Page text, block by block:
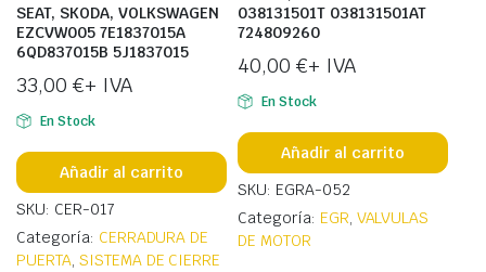
SEAT, SKODA, VOLKSWAGEN
EZCVW005 7E1837015A
6QD837015B 5J1837015
33,00 €+ IVA
En Stock
Añadir al carrito
SKU: CER-017
Categoría: CERRADURA DE
PUERTA, SISTEMA DE CIERRE
038131501T 038131501AT
724809260
40,00 €+ IVA
En Stock
Añadir al carrito
SKU: EGRA-052
Categoría: EGR, VALVULAS
DE MOTOR